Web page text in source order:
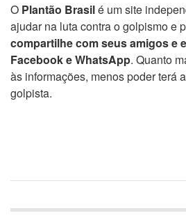
O Plantão Brasilé um site
ajudar na luta contra o golpismo e
compartilhe com seus amigos e
Facebook e WhatsApp. Quanto
às informações, menos poder terá
golpista.